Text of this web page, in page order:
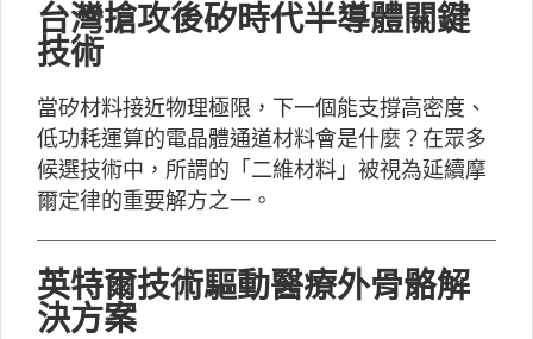
台灣搶攻後矽時代半導體關鍵
技術
當矽材料接近物理極限，下一個能支撐高密度、
低功耗運算的電晶體通道材料會是什麼？在眾多
候選技術中，所謂的「二維材料」被視為延續摩
爾定律的重要解方之一。
英特爾技術驅動醫療外骨骼解
決方案